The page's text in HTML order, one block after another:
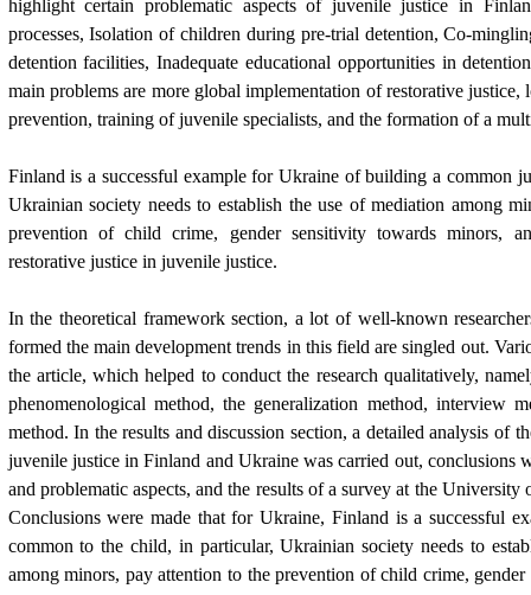
highlight certain problematic aspects of juvenile justice in
processes, Isolation of children during pre-trial detention, Co-
detention facilities, Inadequate educational opportunities in
main problems are more global implementation of restorative
prevention, training of juvenile specialists, and the formation of a
Finland is a successful example for Ukraine of building a common
Ukrainian society needs to establish the use of mediation among
prevention of child crime, gender sensitivity towards minors,
restorative justice in juvenile justice.
In the theoretical framework section, a lot of well-known
formed the main development trends in this field are singled out.
the article, which helped to conduct the research qualitatively,
phenomenological method, the generalization method, interview
method. In the results and discussion section, a detailed analysis of
juvenile justice in Finland and Ukraine was carried out, conclusions
and problematic aspects, and the results of a survey at the
Conclusions were made that for Ukraine, Finland is a successful
common to the child, in particular, Ukrainian society needs to
among minors, pay attention to the prevention of child crime,